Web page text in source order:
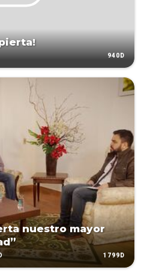
940D
nuestro mayor
1799D